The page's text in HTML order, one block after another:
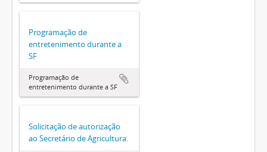
Programação de
entretenimento durante a
SF
Programação de
entretenimento durante a SF
Solicitação de autorização
ao Secretário de Agricultura.